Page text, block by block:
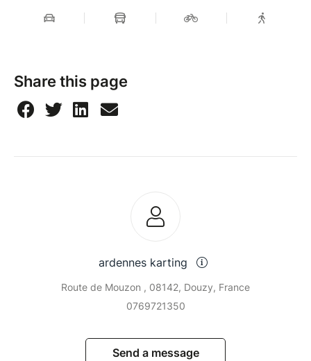
Share this page
ardennes karting
Route de Mouzon , 08142, Douzy, France
0769721350
Send a message